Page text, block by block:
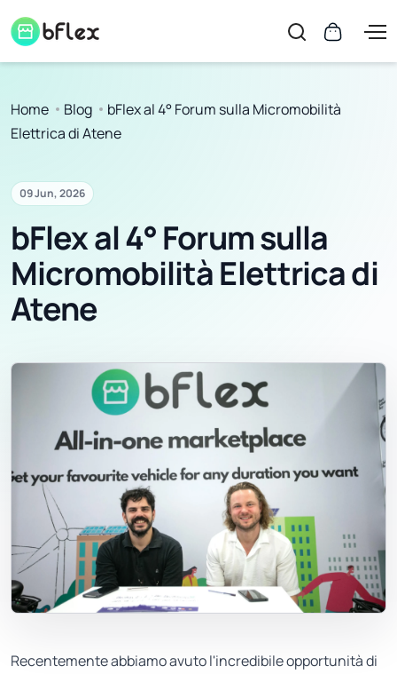
Home Blog
bFlex al 4° Forum sulla Micromobilità
Elettrica di Atene
09 Jun, 2026
bFlex al 4° Forum sulla
Micromobilità Elettrica di
Atene
Recentemente abbiamo avuto l'incredibile opportunità di